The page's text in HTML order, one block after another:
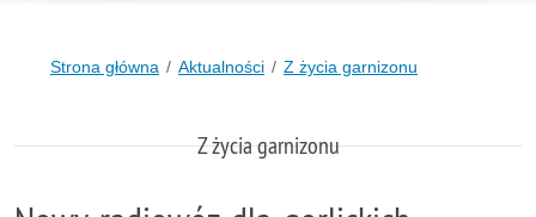
Strona główna Aktualności Z życia garnizonu
Z życia garnizonu